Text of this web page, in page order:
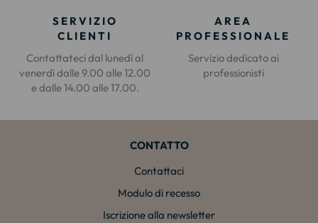
SERVIZIO
CLIENTI
Contattateci dal lunedì al
venerdì dalle 9.00 alle 12.00
e dalle 14.00 alle 17.00.
AREA
PROFESSIONALE
Servizio dedicato ai
professionisti
CONTATTO
Contattaci
Modulo di recesso
Iscrizione alla newsletter